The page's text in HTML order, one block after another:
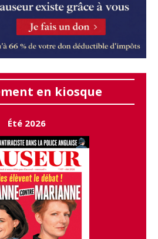
en kiosque
Été 2026